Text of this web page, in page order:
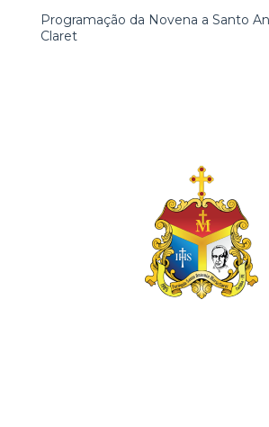
Programação da Novena a Santo
Claret